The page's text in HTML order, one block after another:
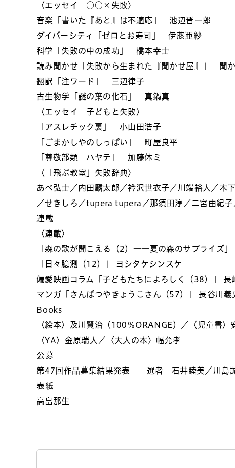
〈エッセイ ○○×失敗〉
音楽「書いた『あと』は不適応」 池辺晋一郎
ダイバーシティ「ゼロとお寿司」 伊藤亜紗
科学「失敗の中の成功」 橋本幸士
読み聞かせ「失敗から生まれた『聞かせ屋』」 聞
翻訳「注ワード」 三辺律子
古生物学「謎の葉の化石」 真鍋真
〈エッセイ 子どもと失敗〉
「アスレチック裏」 小山田浩子
「ごまかしやのしっぱい」 町屋良平
「尊敬部類 ハヤテ」 加藤休ミ
〈「飛ぶ教室」失敗辞典〉
あべ弘士／内田麟太郎／衿沢世衣子／川端裕人／木
／せきしろ／tupera tupera／那須田淳／二宮由紀子
連載
〈連載〉
「森の歌が聞こえる（2）――夏の森のサプライズ」
「日々臆測（12）」 ヨシタケシンスケ
偏愛映画コラム「子どもたちによろしく（38）」 長
マンガ「さんぱつやきょうこさん（57）」 長谷川義
Books
〈絵本〉及川賢治（100％ORANGE）／〈児童書〉
〈YA〉金原瑞人／〈大人の本〉幅允孝
公募
第47回作品募集結果発表 選者 石井睦美／川島
表紙
高畠那生